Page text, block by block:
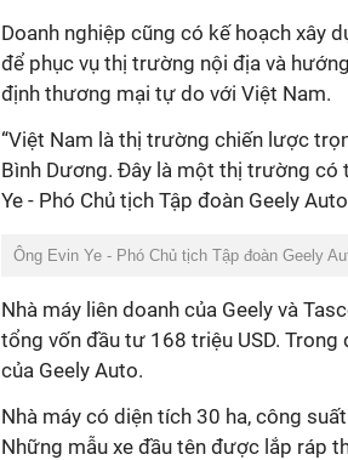
Doanh nghiệp cũng có kế hoạch xây
để phục vụ thị trường nội địa và
định thương mại tự do với Việt Nam.
“Việt Nam là thị trường chiến lược
Bình Dương. Đây là một thị trường có
Ye - Phó Chủ tịch Tập đoàn Geely
Ông Evin Ye - Phó Chủ tịch Tập đoàn Geely
Nhà máy liên doanh của Geely và
tổng vốn đầu tư 168 triệu USD. Trong
của Geely Auto.
Nhà máy có diện tích 30 ha, công
Những mẫu xe đầu tên được lắp ráp